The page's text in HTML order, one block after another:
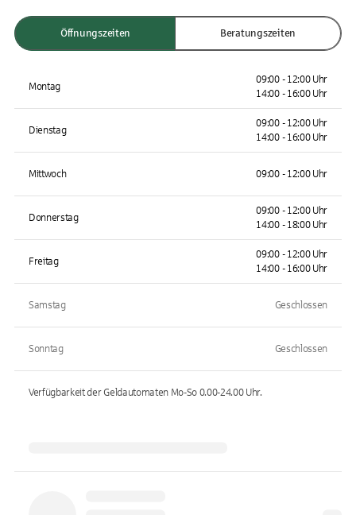
Öffnungszeiten Beratungszeiten
Montag
09:00 - 12:00 Uhr
14:00 - 16:00 Uhr
Dienstag
09:00 - 12:00 Uhr
14:00 - 16:00 Uhr
Mittwoch 09:00 - 12:00 Uhr
Donnerstag
09:00 - 12:00 Uhr
14:00 - 18:00 Uhr
Freitag
09:00 - 12:00 Uhr
14:00 - 16:00 Uhr
Samstag Geschlossen
Sonntag Geschlossen
Verfügbarkeit der Geldautomaten Mo-So 0.00-24.00Uhr.